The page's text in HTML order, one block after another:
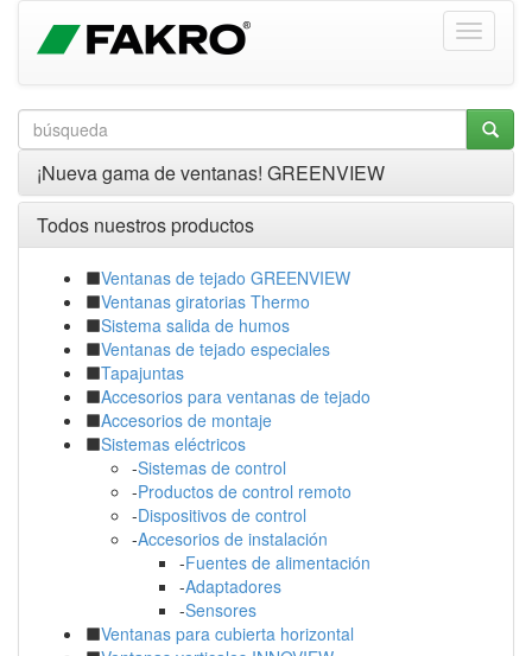
¡Nueva gama de ventanas! GREENVIEW
Todos nuestros productos
Ventanas de tejado GREENVIEW
Ventanas giratorias Thermo
Sistema salida de humos
Ventanas de tejado especiales
Tapajuntas
Accesorios para ventanas de tejado
Accesorios de montaje
Sistemas eléctricos
-Sistemas de control
-Productos de control remoto
-Dispositivos de control
-Accesorios de instalación
-Fuentes de alimentación
-Adaptadores
-Sensores
Ventanas para cubierta horizontal